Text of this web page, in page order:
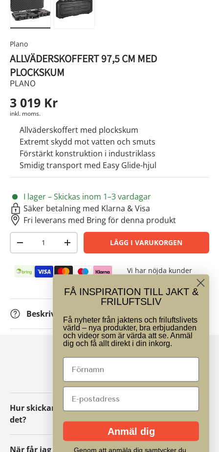
Plano
ALLVÄDERSKOFFERT 97,5 CM MED
PLOCKSKUM
PLANO
3 019 Kr
inkl. moms.
Allväderskoffert med plockskum
Extremt skydd mot vatten och smuts
Förstärkt konstruktion i industriklass
Smidig transport med Easy Glide-hjul
I lager – Skickas inom 1–3 vardagar
Säker betalning med Klarna & Visa
Fri leverans med Bring för denna produkt
-
+ LÄGG I VARUKORGEN
Betalningsmetoder Vi har nöjda kunder
Beskrivning
VANLIGA FRÅGOR
Hur skickar jag tillbaka ett paket eller byter
det?
När får jag mina pengar tillbaka om jag
FÅ INSPIRATION TILL JAKT &
FRILUFTSLIV
Få nyheter från jaktens och friluftslivets
värld – nya produkter, bra erbjudanden
och videor som är värda att se. Anmäl
dig och få allt direkt i din inkorg.
Anmäl dig
Genom att anmäla dig samtycker du